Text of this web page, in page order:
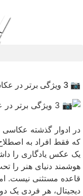
📷 3 ویژگی برتر در عکاسی با تلفن همراه موبایل
در ادوار گذشته
که فقط افراد به
یک عکس یادگاری را
هوشمند دنیای هنر را
قاعده مستثنی نیست.
دیجیتال، هر فردی یک